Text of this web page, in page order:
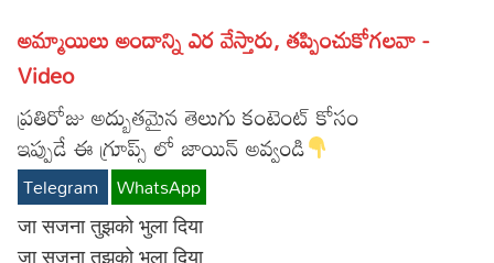
Devotional
Christianity
Hinduism
Hindi
Lyrics in Hindi – Devotional Songs
Lyrics in Hindi – Movie Songs
Tamil
Lyrics in Tamil – Devotional Songs
Lyrics in Tamil – Movie Songs
Kannada
Lyrics in Kannada – Movie Songs
అమ్మాయిలు అందాన్ని ఎర వేస్తారు, తప్పించుకోగలవా -
Video
ప్రతిరోజు అద్బుతమైన తెలుగు కంటెంట్ కోసం
ఇప్పుడే ఈ గ్రూప్స్ లో జాయిన్ అవ్వండి
Telegram WhatsApp
जा सजना तुझको भुला दिया